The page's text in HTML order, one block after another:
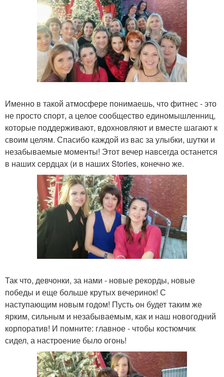
Именно в такой атмосфере понимаешь, что фитнес - это
не просто спорт, а целое сообщество единомышленниц,
которые поддерживают, вдохновляют и вместе шагают к
своим целям. Спасибо каждой из вас за улыбки, шутки и
незабываемые моменты! Этот вечер навсегда останется
в наших сердцах (и в наших Stories, конечно же.
Так что, девчонки, за нами - новые рекорды, новые
победы и еще больше крутых вечеринок! С
наступающим новым годом! Пусть он будет таким же
ярким, сильным и незабываемым, как и наш новогодний
корпоратив! И помните: главное - чтобы костюмчик
сидел, а настроение было огонь!